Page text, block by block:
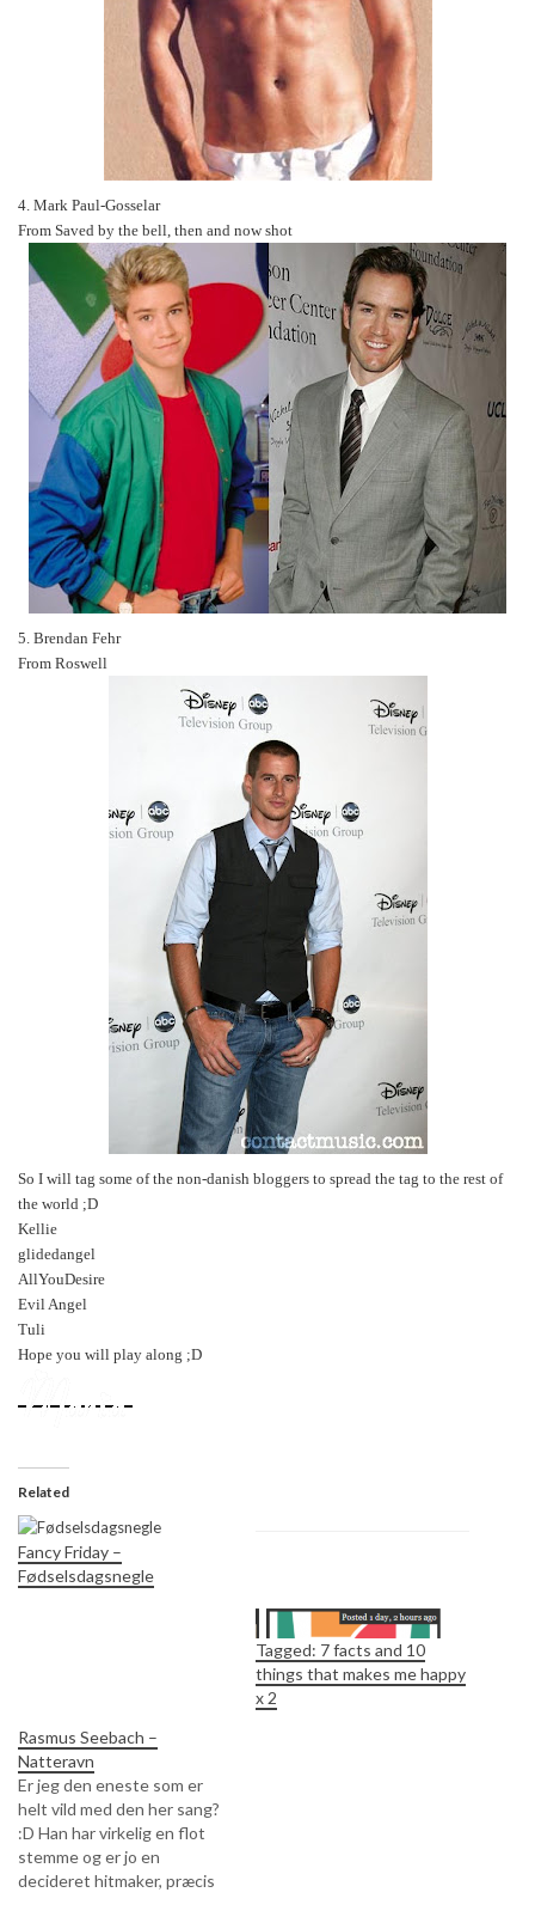
4. Mark Paul-Gosselar
From Saved by the bell, then and now shot
5. Brendan Fehr
From Roswell
So I will tag some of the non-danish bloggers to spread the tag to the rest of
the world ;D
Kellie
glidedangel
AllYouDesire
Evil Angel
Tuli
Hope you will play along ;D
Related
Fancy Friday –
Fødselsdagsnegle
Tagged: 7 facts and 10
things that makes me happy
x 2
Rasmus Seebach –
Natteravn
Er jeg den eneste som er
helt vild med den her sang?
:D Han har virkelig en flot
stemme og er jo en
decideret hitmaker, præcis